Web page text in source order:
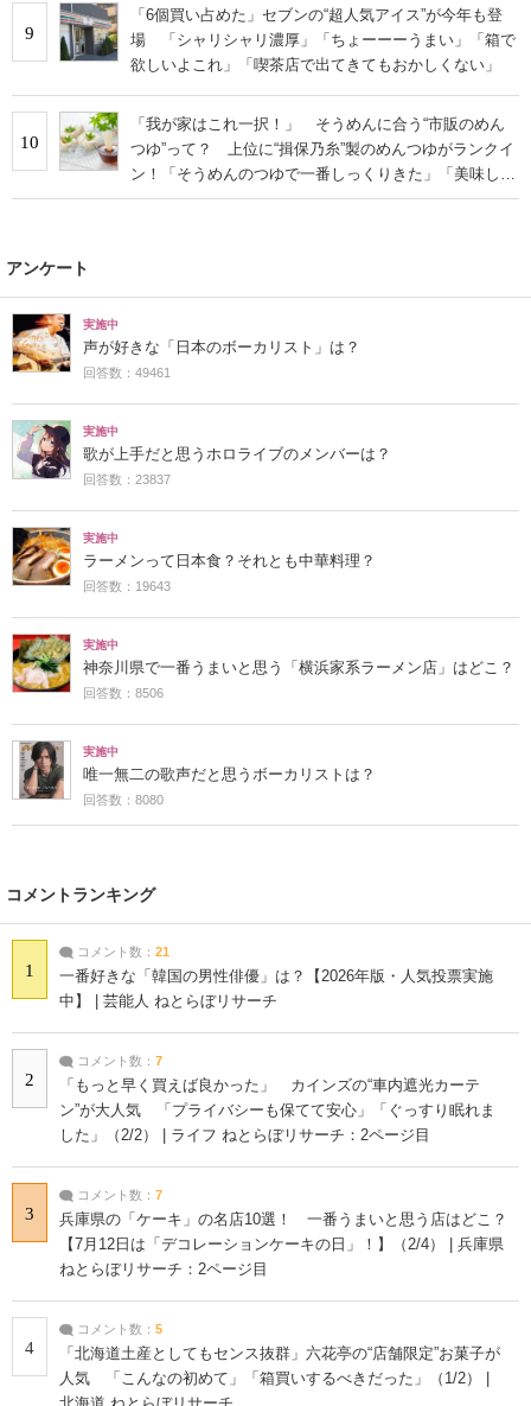
9
「6個買い占めた」セブンの“超人気アイス”が今年も登
場 「シャリシャリ濃厚」「ちょーーーうまい」「箱で
欲しいよこれ」「喫茶店で出てきてもおかしくない」
10
「我が家はこれ一択！」 そうめんに合う“市販のめん
つゆ”って？ 上位に“揖保乃糸”製のめんつゆがランクイ
ン！「そうめんのつゆで一番しっくりきた」「美味しす
ぎる」
アンケート
実施中
声が好きな「日本のボーカリスト」は？
回答数：49461
実施中
歌が上手だと思うホロライブのメンバーは？
回答数：23837
実施中
ラーメンって日本食？それとも中華料理？
回答数：19643
実施中
神奈川県で一番うまいと思う「横浜家系ラーメン店」はどこ？
回答数：8506
実施中
唯一無二の歌声だと思うボーカリストは？
回答数：8080
コメントランキング
1
コメント数： 21
一番好きな「韓国の男性俳優」は？【2026年版・人気投票実施
中】 | 芸能人 ねとらぼリサーチ
2
コメント数： 7
「もっと早く買えば良かった」 カインズの“車内遮光カーテ
ン”が大人気 「プライバシーも保てて安心」「ぐっすり眠れま
した」（2/2） | ライフ ねとらぼリサーチ：2ページ目
3
コメント数： 7
兵庫県の「ケーキ」の名店10選！ 一番うまいと思う店はどこ？
【7月12日は「デコレーションケーキの日」！】（2/4） | 兵庫県
ねとらぼリサーチ：2ページ目
4
コメント数： 5
「北海道土産としてもセンス抜群」六花亭の“店舗限定”お菓子が
人気 「こんなの初めて」「箱買いするべきだった」（1/2） |